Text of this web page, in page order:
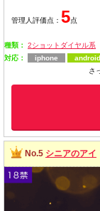
管理人評価点： 5点
種類：
2ショットダイヤル系
対応：
iphone
android
さ
No.5 シニアのアイ